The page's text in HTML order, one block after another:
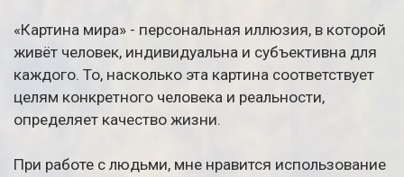
«Картина мира» - персональная иллюзия, в которой
живёт человек, индивидуальна и субъективна для
каждого. То, насколько эта картина соответствует
целям конкретного человека и реальности,
определяет качество жизни.
При работе с людьми, мне нравится использование